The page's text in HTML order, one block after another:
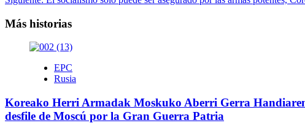
de
entradas
Más historias
EPC
Rusia
Koreako Herri Armadak Moskuko Aberri Gerra
desfile de Moscú por la Gran Guerra Patria